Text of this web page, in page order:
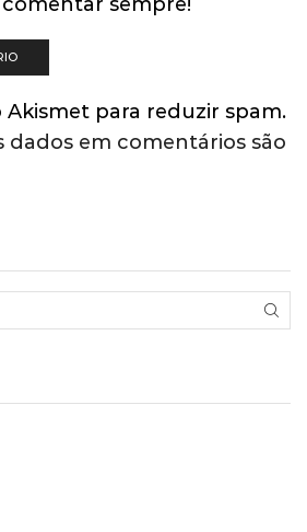
Akismet para reduzir spam.
dados em comentários são